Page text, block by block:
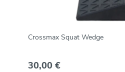
Crossmax Squat Wedge
30,00 €